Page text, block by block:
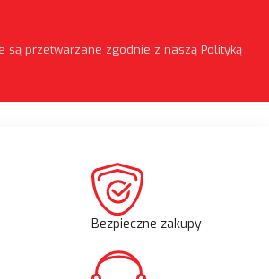
są przetwarzane zgodnie z naszą Polityką
Bezpieczne zakupy